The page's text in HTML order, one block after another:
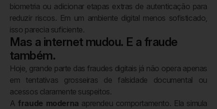
biometria ou adicionar etapas extras de autenticação para
reduzir riscos. Em um ambiente digital menos sofisticado,
isso parecia suficiente.
Mas a internet mudou. E a fraude
também.
Hoje, grande parte das fraudes digitais já não opera apenas
em tentativas grosseiras de falsidade documental ou
acessos claramente suspeitos.
A fraude moderna aprendeu comportamento. Ela simula